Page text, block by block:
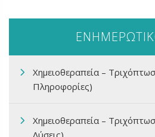
Χημειοθεραπεία –
Πληροφορίες)
Χημειοθεραπεία –
Λύσεις)